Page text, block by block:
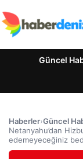
Güncel
Haberler›Güncel
Netanyahu’dan
edemeyeceğiniz